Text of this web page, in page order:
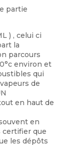
partie
) , celui ci
la
parcours
environ et
qui
de
en haut de
en
certifier que
les dépôts